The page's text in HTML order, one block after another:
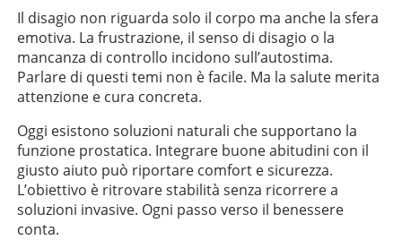
Il disagio non riguarda solo il corpo ma anche la sfera
emotiva. La frustrazione, il senso di disagio o la
mancanza di controllo incidono sull’autostima.
Parlare di questi temi non è facile. Ma la salute merita
attenzione e cura concreta.
Oggi esistono soluzioni naturali che supportano la
funzione prostatica. Integrare buone abitudini con il
giusto aiuto può riportare comfort e sicurezza.
L’obiettivo è ritrovare stabilità senza ricorrere a
soluzioni invasive. Ogni passo verso il benessere
conta.